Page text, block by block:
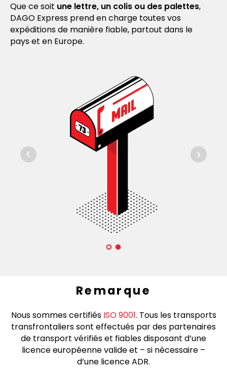
Que ce soit une lettre, un colis ou des palettes,
DAGO Express prend en charge toutes vos
expéditions de manière fiable, partout dans le
pays et en Europe.
Remarque
Nous sommes certifiés ISO 9001. Tous les transports
transfrontaliers sont effectués par des partenaires
de transport vérifiés et fiables disposant d’une
licence européenne valide et – si nécessaire –
d’une licence ADR.